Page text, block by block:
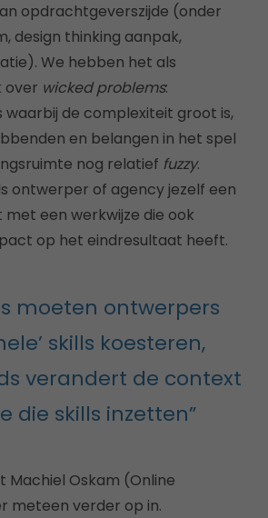
opdrachtgeverszijde (onder
design thinking aanpak,
We hebben het als
over wicked problems:
de complexiteit groot is,
en belangen in het spel
nog relatief fuzzy.
ontwerper of agency jezelf een
met een werkwijze die ook
op het eindresultaat heeft.
moeten ontwerpers
skills koesteren,
verandert de context
die skills inzetten”
Machiel Oskam (Online
meteen verder op in.